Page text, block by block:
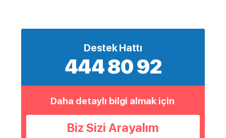
Destek Hattı
444 80 92
Daha detaylı bilgi almak için
Biz Sizi Arayalım